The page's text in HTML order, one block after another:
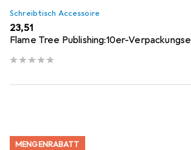
Schreibtisch Accessoire
EUR
23,51
Flame Tree Publishing:10er-Verpackungse
MENGENRABATT